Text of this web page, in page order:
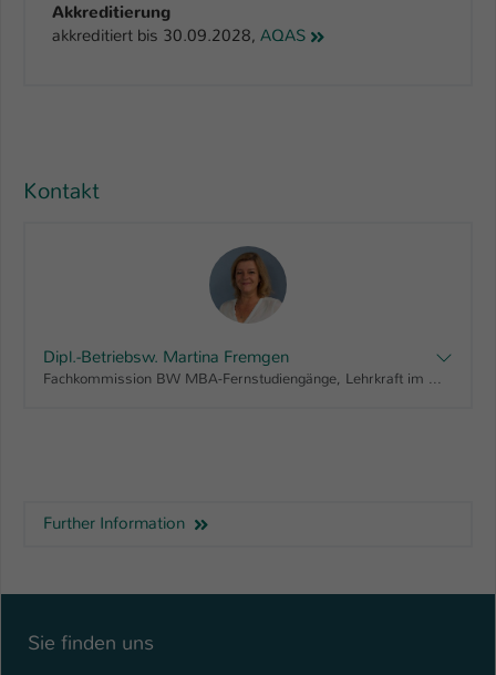
Akkreditierung
akkreditiert bis 30.09.2028, AQAS
Kontakt
Dipl.-Betriebsw. Martina Fremgen
Fachkommission BW MBA-Fernstudiengänge, Lehrkraft im MBA Innovations-Management, Lehrkraft im MBA Marketing-Management, Lehrkraft im MBA Motorsport-Management, Lehrkraft im MBA Sport-Management, Lehrkraft im MBA Vertriebsingenieur/in
Further Information
Sie finden uns